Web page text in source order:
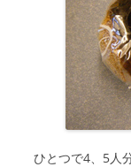
ひとつで4、5人